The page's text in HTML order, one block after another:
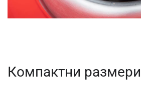
Компактни размери